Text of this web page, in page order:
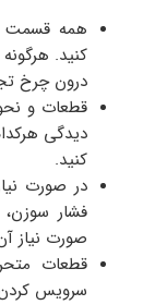
همه قسمت
کنید.
درون چرخ
قطعات و
دیدگی
کنید.
در صورت
فشار
صورت نیاز
قطعات
سرویس